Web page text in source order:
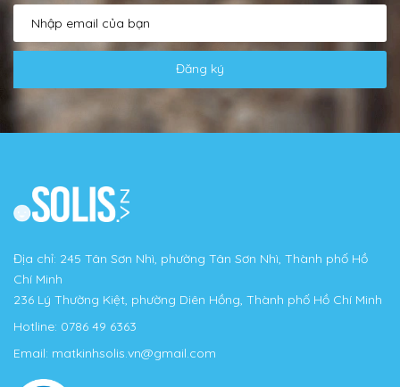
Đăng ký
Địa chỉ: 245 Tân Sơn Nhì, phường Tân Sơn Nhì, Thành phố Hồ
Chí Minh
236 Lý Thường Kiệt, phường Diên Hồng, Thành phố Hồ Chí Minh
Hotline: 0786 49 6363
Email: matkinhsolis.vn@gmail.com